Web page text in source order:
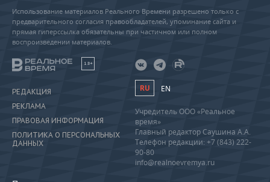
Использование материалов Реального Времени разрешено только с
предварительного согласия правообладателей, упоминание сайта и
прямая гиперссылка обязательны при частичном или полном
воспроизведении материалов.
18+
РЕДАКЦИЯ
РЕКЛАМА
ПРАВОВАЯ ИНФОРМАЦИЯ
ПОЛИТИКА О ПЕРСОНАЛЬНЫХ
ДАННЫХ
RU EN
Учредитель ООО «Реальное
время»
Главный редактор Саушина А.А.
Телефон редакции: +7 (843) 222-
90-80
info@realnoevremya.ru